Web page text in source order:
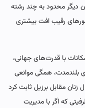
دیگر محدود به چند رشته
رقیب افت بیشتری
با قدرت‌های جهانی،
بلندمدت، همگی موانعی
مقابل برزیل ثابت کرد
که اگر با مدیریت